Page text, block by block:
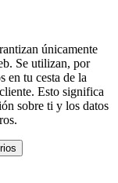
únicamente
Se utilizan, por
en tu cesta de la
Esto significa
sobre ti y los datos